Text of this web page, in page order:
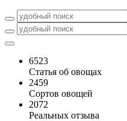
6523
Статья об овощах
2459
Сортов овощей
2072
Реальных отзыва